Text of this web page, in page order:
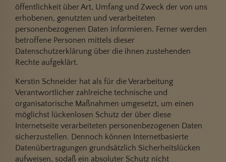
öffentlichkeit über Art, Umfang und Zweck der von uns
erhobenen, genutzten und verarbeiteten
personenbezogenen Daten informieren. Ferner werden
betroffene Personen mittels dieser
Datenschutzerklärung über die ihnen zustehenden
Rechte aufgeklärt.
Kerstin Schneider hat als für die Verarbeitung
Verantwortlicher zahlreiche technische und
organisatorische Maßnahmen umgesetzt, um einen
möglichst lückenlosen Schutz der über diese
Internetseite verarbeiteten personenbezogenen Daten
sicherzustellen. Dennoch können Internetbasierte
Datenübertragungen grundsätzlich Sicherheitslücken
aufweisen, sodaß ein absoluter Schutz nicht